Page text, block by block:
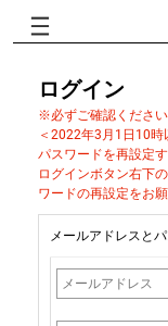
ログイン
※必ずご確認くださ
＜2022年3月1日10時
パスワードを再設定
ログインボタン右下
ワードの再設定をお願
メールアドレスと